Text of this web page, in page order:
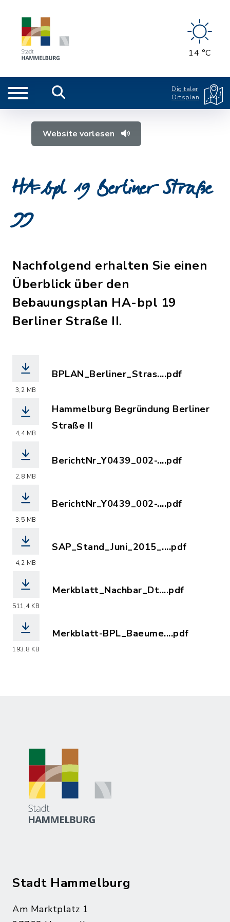
14 °C
Digitaler
Ortsplan
Website vorlesen
HA-bpl 19 Berliner Straße
II
Nachfolgend erhalten Sie einen
Überblick über den
Bebauungsplan HA-bpl 19
Berliner Straße II.
3,2 MB
BPLAN_Berliner_Stras....pdf
4,4 MB
Hammelburg Begründung Berliner
Straße II
2,8 MB
BerichtNr_Y0439_002-....pdf
3,5 MB
BerichtNr_Y0439_002-....pdf
4,2 MB
SAP_Stand_Juni_2015_....pdf
511,4 KB
Merkblatt_Nachbar_Dt....pdf
193,8 KB
Merkblatt-BPL_Baeume....pdf
Stadt Hammelburg
Am Marktplatz 1